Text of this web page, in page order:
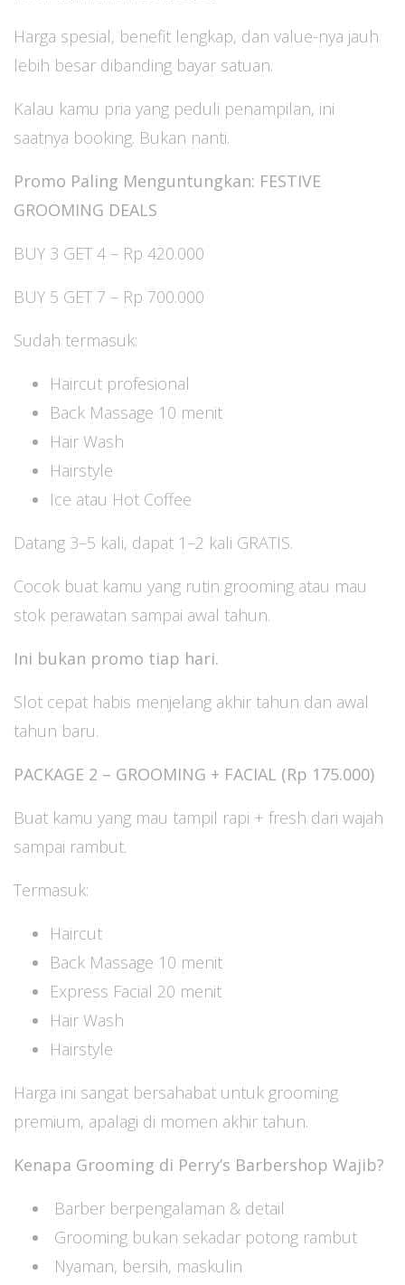
Harga spesial, benefit lengkap, dan value-nya jauh
lebih besar dibanding bayar satuan.
Kalau kamu pria yang peduli penampilan, ini
saatnya booking. Bukan nanti.
Promo Paling Menguntungkan: FESTIVE
GROOMING DEALS
BUY 3 GET 4 – Rp 420.000
BUY 5 GET 7 – Rp 700.000
Sudah termasuk:
Haircut profesional
Back Massage 10 menit
Hair Wash
Hairstyle
Ice atau Hot Coffee
Datang 3–5 kali, dapat 1–2 kali GRATIS.
Cocok buat kamu yang rutin grooming atau mau
stok perawatan sampai awal tahun.
Ini bukan promo tiap hari.
Slot cepat habis menjelang akhir tahun dan awal
tahun baru.
PACKAGE 2 – GROOMING + FACIAL (Rp 175.000)
Buat kamu yang mau tampil rapi + fresh dari wajah
sampai rambut.
Termasuk:
Haircut
Back Massage 10 menit
Express Facial 20 menit
Hair Wash
Hairstyle
Harga ini sangat bersahabat untuk grooming
premium, apalagi di momen akhir tahun.
Kenapa Grooming di Perry’s Barbershop Wajib?
Barber berpengalaman & detail
Grooming bukan sekadar potong rambut
Nyaman, bersih, maskulin